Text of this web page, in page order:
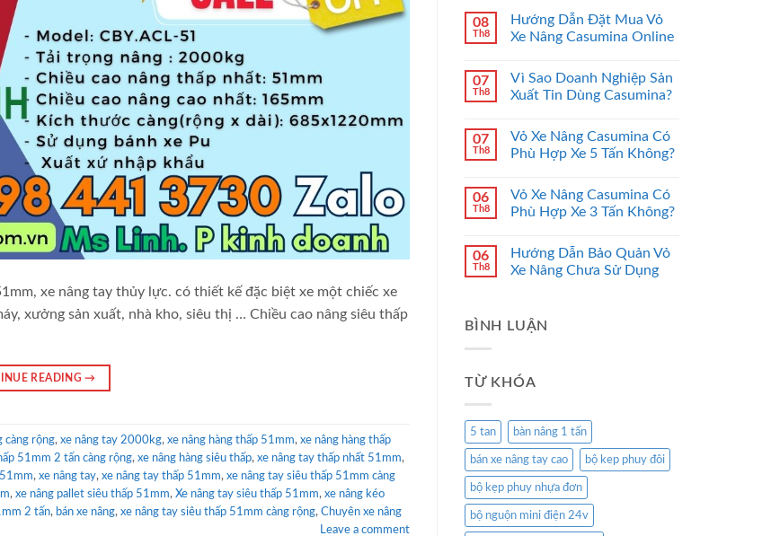
xe nâng tay thủy lực. có thiết kế đặc biệt xe một chiếc xe
xưởng sản xuất, nhà kho, siêu thị … Chiều cao nâng siêu thấp
READING→
càng rộng, xe nâng tay 2000kg, xe nâng hàng thấp 51mm, xe nâng hàng thấp
51mm 2 tấn càng rộng, xe nâng hàng siêu thấp, xe nâng tay thấp nhất 51mm,
, xe nâng tay, xe nâng tay thấp 51mm, xe nâng tay siêu thấp 51mm càng
, xe nâng pallet siêu thấp 51mm, Xe nâng tay siêu thấp 51mm, xe nâng kéo
2 tấn, bán xe nâng, xe nâng tay siêu thấp 51mm càng rộng, Chuyên xe nâng
Leave a comment
08
Th8
Hướng Dẫn Đặt Mua Vỏ
Xe Nâng Casumina Online
07
Th8
Vì Sao Doanh Nghiệp Sản
Xuất Tin Dùng Casumina?
07
Th8
Vỏ Xe Nâng Casumina Có
Phù Hợp Xe 5 Tấn Không?
06
Th8
Vỏ Xe Nâng Casumina Có
Phù Hợp Xe 3 Tấn Không?
06
Th8
Hướng Dẫn Bảo Quản Vỏ
Xe Nâng Chưa Sử Dụng
BÌNH LUẬN
TỪ KHÓA
5 tan bàn nâng 1 tấn
bán xe nâng tay cao bộ kep phuy đôi
bộ kẹp phuy nhựa đơn
bộ nguộn mini điện 24v